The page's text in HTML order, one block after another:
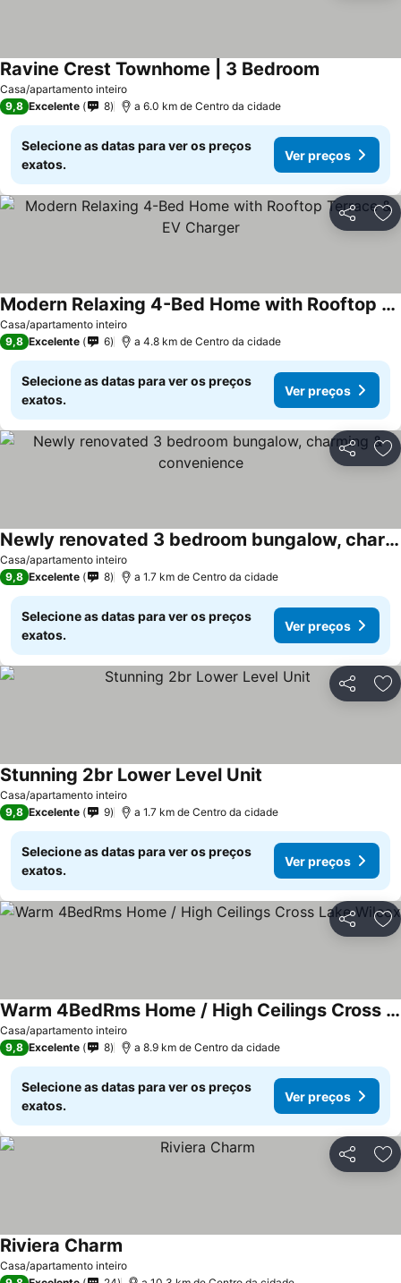
Casa/apartamento inteiro
Ravine Crest Townhome | 3 Bedroom
9,8 Excelente 8 a 6.0 km de Centro da cidade
Selecione as datas para ver os preços
exatos.
Ver preços
Partilhar
Casa/apartamento inteiro
Modern Relaxing 4-Bed Home with Rooftop Terrace & EV Charger
9,8 Excelente 6 a 4.8 km de Centro da cidade
Selecione as datas para ver os preços
exatos.
Ver preços
Partilhar
Casa/apartamento inteiro
Newly renovated 3 bedroom bungalow, charming & convenience
9,8 Excelente 8 a 1.7 km de Centro da cidade
Selecione as datas para ver os preços
exatos.
Ver preços
Partilhar
Casa/apartamento inteiro
Stunning 2br Lower Level Unit
9,8 Excelente 9 a 1.7 km de Centro da cidade
Selecione as datas para ver os preços
exatos.
Ver preços
Partilhar
Casa/apartamento inteiro
Warm 4BedRms Home / High Ceilings Cross Lake Wilcox
9,8 Excelente 8 a 8.9 km de Centro da cidade
Selecione as datas para ver os preços
exatos.
Ver preços
Partilhar
Casa/apartamento inteiro
Riviera Charm